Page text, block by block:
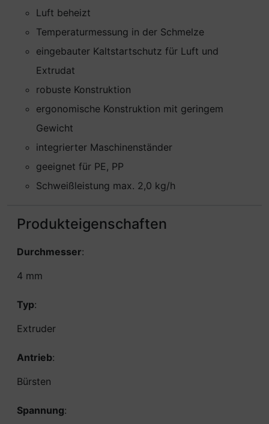
Luft beheizt
Temperaturmessung in der Schmelze
eingebauter Kaltstartschutz für Luft und
Extrudat
robuste Konstruktion
ergonomische Konstruktion mit geringem
Gewicht
integrierter Maschinenständer
geeignet für PE, PP
Schweißleistung max. 2,0 kg/h
Produkteigenschaften
Durchmesser:
4 mm
Typ:
Extruder
Antrieb:
Bürsten
Spannung: